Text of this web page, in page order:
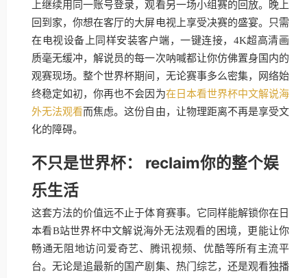
上继续用同一账号登录，观看另一场小组赛的回放。晚上
回到家，你想在客厅的大屏电视上享受决赛的盛宴。只需
在电视设备上同样安装客户端，一键连接，4K超高清画
质毫无缓冲，解说员的每一次呐喊都让你仿佛置身国内的
观赛现场。整个世界杯期间，无论赛事多么密集，网络始
终稳定如初，你再也不会因为在日本看世界杯中文解说海
外无法观看而焦虑。这份自由，让物理距离不再是享受文
化的障碍。
不只是世界杯： reclaim你的整个娱
乐生活
这套方法的价值远不止于体育赛事。它同样能解锁你在日
本看B站世界杯中文解说海外无法观看的困境，更能让你
畅通无阻地访问爱奇艺、腾讯视频、优酷等所有主流平
台。无论是追最新的国产剧集、热门综艺，还是观看独播